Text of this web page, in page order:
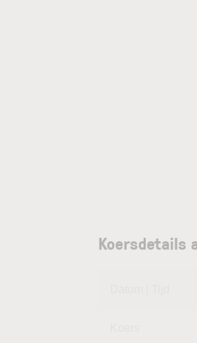
Koersdetails